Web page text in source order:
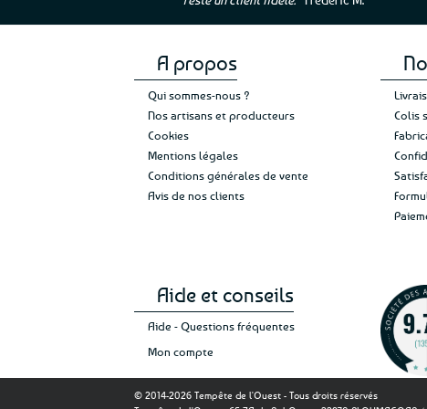
A propos
Qui sommes-nous ?
Nos artisans et producteurs
Cookies
Mentions légales
Conditions générales de vente
Avis de nos clients
Colis
Aide et conseils
Aide - Questions fréquentes
Mon compte
© 2014-2026 Tempête de l'Ouest - Tous droits réservés